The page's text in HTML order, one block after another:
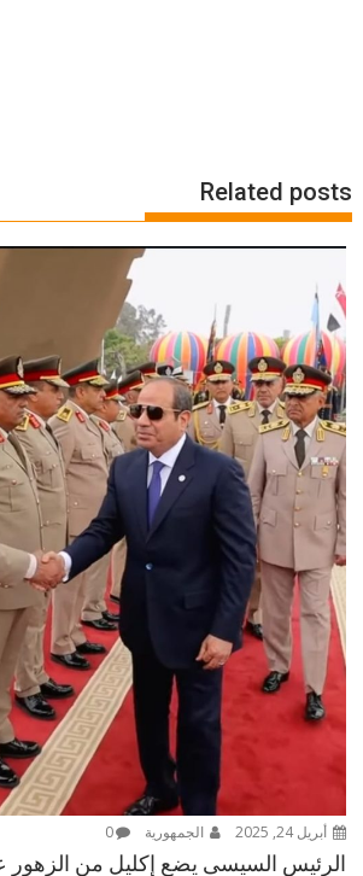
Related posts
أبريل 24, 2025 الجمهورية 0
الرئيس السيسى يضع إكليل من